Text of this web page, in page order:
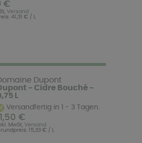
€
Versand
41,31 € / L
Dupont
- Cidre Bouché -
L
Versandfertig in 1 - 3 Tagen.
€
MwSt, Versand
15,33 € / L